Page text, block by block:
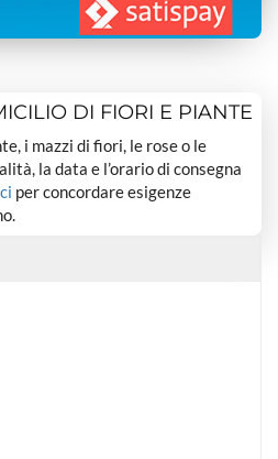
DI FIORI E PIANTE
i mazzi di fiori, le rose o le
la data e l’orario di consegna
per concordare esigenze